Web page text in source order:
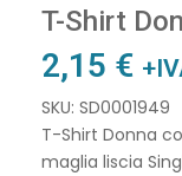
T-Shirt
2,15 €
SKU: SD0001949
T-Shirt Donna
maglia liscia